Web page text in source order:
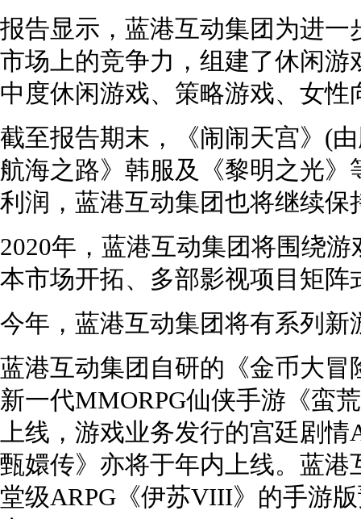
报告显示，蓝港互动集团为进
市场上的竞争力，组建了休闲
中度休闲游戏、策略游戏、女
截至报告期末，《闹闹天宫》(
航海之路》韩服及《黎明之光
利润，蓝港互动集团也将继续保
2020年，蓝港互动集团将围绕
本市场开拓、多部影视项目矩阵
今年，蓝港互动集团将有系列新
蓝港互动集团自研的《金币大冒
新一代MMORPG仙侠手游《蛮
上线，游戏业务发行的宫廷剧情
甄嬛传》亦将于年内上线。蓝
堂级ARPG《伊苏VIII》的手游